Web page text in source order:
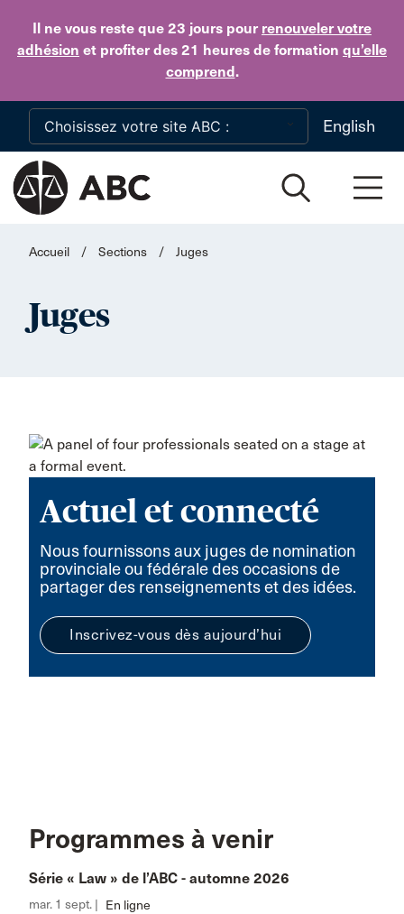
Il ne vous reste que 23 jours pour renouveler votre
adhésion et profiter des 21 heures de formation qu’elle
comprend.
Skip to main content
English
Accueil / Sections / Juges
Juges
Actuel et connecté
Nous fournissons aux juges de nomination
provinciale ou fédérale des occasions de
partager des renseignements et des idées.
Inscrivez-vous dès aujourd’hui
Programmes à venir
Série « Law » de l’ABC - automne 2026
mar. 1 sept. | En ligne